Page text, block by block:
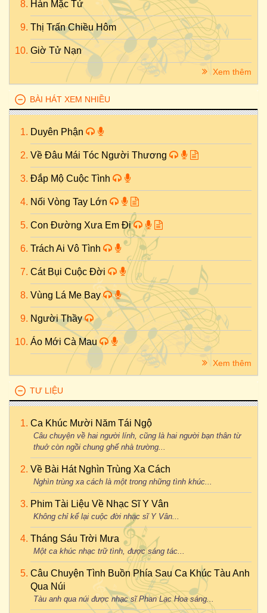
Hàn Mặc Tử
Thị Trấn Chiều Hôm
Giờ Tử Nạn
Xem thêm
BÀI HÁT XEM NHIỀU
Duyên Phận
Về Đâu Mái Tóc Người Thương
Đắp Mộ Cuộc Tình
Nối Vòng Tay Lớn
Con Đường Xưa Em Đi
Trách Ai Vô Tình
Cát Bụi Cuộc Đời
Vùng Lá Me Bay
Người Thầy
Áo Mới Cà Mau
Xem thêm
TƯ LIỆU
Ca Khúc Mười Năm Tái Ngộ
Câu chuyện về hai người lính, cũng là hai người bạn thân từ
thuở còn ngồi chung ghế nhà trường...
Về Bài Hát Nghìn Trùng Xa Cách
Nghìn trùng xa cách là một trong những tình khúc...
Phim Tài Liệu Về Nhạc Sĩ Y Vân
Không chỉ kể lại cuộc đời nhạc sĩ Y Vân...
Tháng Sáu Trời Mưa
Một ca khúc nhạc trữ tình, được sáng tác...
Câu Chuyện Tình Buồn Phía Sau Ca Khúc Tàu Anh
Qua Núi
Tàu anh qua núi được nhạc sĩ Phan Lạc Hoa sáng...